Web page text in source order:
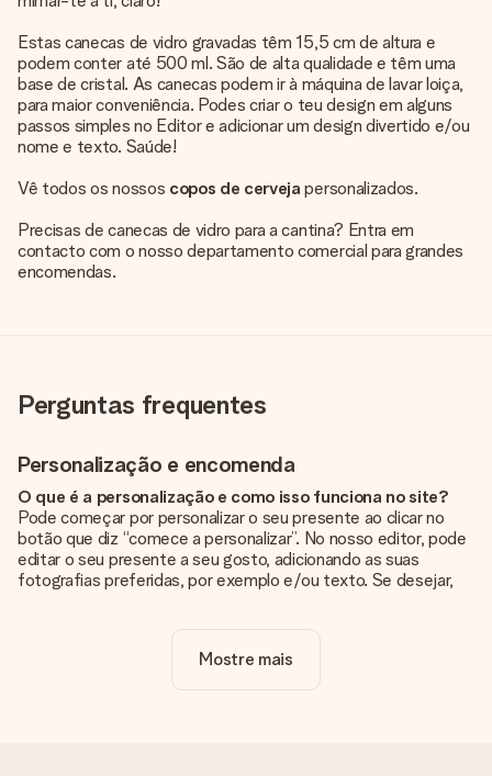
Estas canecas de vidro gravadas têm 15,5 cm de altura e
podem conter até 500 ml. São de alta qualidade e têm uma
base de cristal. As canecas podem ir à máquina de lavar loiça,
para maior conveniência. Podes criar o teu design em alguns
passos simples no Editor e adicionar um design divertido e/ou
nome e texto. Saúde!
Vê todos os nossos copos de cerveja personalizados.
Precisas de canecas de vidro para a cantina? Entra em
contacto com o nosso departamento comercial para grandes
encomendas.
Perguntas frequentes
Personalização e encomenda
O que é a personalização e como isso funciona no site?
Pode começar por personalizar o seu presente ao clicar no
botão que diz “comece a personalizar”. No nosso editor, pode
editar o seu presente a seu gosto, adicionando as suas
fotografias preferidas, por exemplo e/ou texto. Se desejar,
A personalização está incluída no preço?
Sim, o preço apresentado no site já inclui a personalização do
Mostre mais